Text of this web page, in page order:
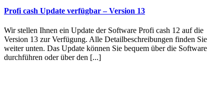
Profi cash Update verfügbar – Version 13
Wir stellen Ihnen ein Update der Software Profi cash 12 auf die
Version 13 zur Verfügung. Alle Detailbeschreibungen finden Sie
weiter unten. Das Update können Sie bequem über die Software
durchführen oder über den [...]